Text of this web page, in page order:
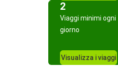
2
Viaggi minimi ogni
giorno
Visualizza i viaggi